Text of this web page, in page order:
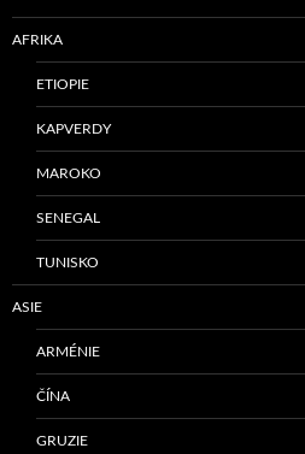
AFRIKA
ETIOPIE
KAPVERDY
MAROKO
SENEGAL
TUNISKO
ASIE
ARMÉNIE
ČÍNA
GRUZIE